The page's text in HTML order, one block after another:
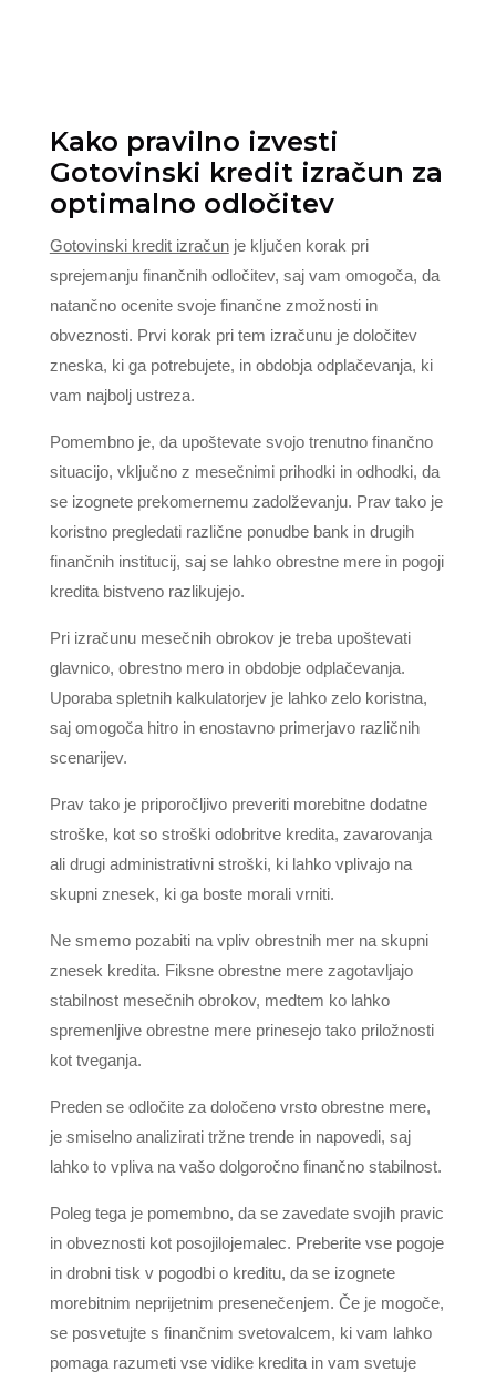
Kako pravilno izvesti
Gotovinski kredit izračun za
optimalno odločitev
Gotovinski kredit izračunje ključen korak pri
sprejemanju finančnih odločitev, saj vam omogoča, da
natančno ocenite svoje finančne zmožnosti in
obveznosti. Prvi korak pri tem izračunu je določitev
zneska, ki ga potrebujete, in obdobja odplačevanja, ki
vam najbolj ustreza.
Pomembno je, da upoštevate svojo trenutno finančno
situacijo, vključno z mesečnimi prihodki in odhodki, da
se izognete prekomernemu zadolževanju. Prav tako je
koristno pregledati različne ponudbe bank in drugih
finančnih institucij, saj se lahko obrestne mere in pogoji
kredita bistveno razlikujejo.
Pri izračunu mesečnih obrokov je treba upoštevati
glavnico, obrestno mero in obdobje odplačevanja.
Uporaba spletnih kalkulatorjev je lahko zelo koristna,
saj omogoča hitro in enostavno primerjavo različnih
scenarijev.
Prav tako je priporočljivo preveriti morebitne dodatne
stroške, kot so stroški odobritve kredita, zavarovanja
ali drugi administrativni stroški, ki lahko vplivajo na
skupni znesek, ki ga boste morali vrniti.
Ne smemo pozabiti na vpliv obrestnih mer na skupni
znesek kredita. Fiksne obrestne mere zagotavljajo
stabilnost mesečnih obrokov, medtem ko lahko
spremenljive obrestne mere prinesejo tako priložnosti
kot tveganja.
Preden se odločite za določeno vrsto obrestne mere,
je smiselno analizirati tržne trende in napovedi, saj
lahko to vpliva na vašo dolgoročno finančno stabilnost.
Poleg tega je pomembno, da se zavedate svojih pravic
in obveznosti kot posojilojemalec. Preberite vse pogoje
in drobni tisk v pogodbi o kreditu, da se izognete
morebitnim neprijetnim presenečenjem. Če je mogoče,
se posvetujte s finančnim svetovalcem, ki vam lahko
pomaga razumeti vse vidike kredita in vam svetuje